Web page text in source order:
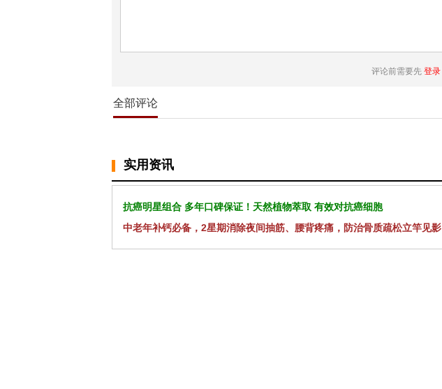
评论前需要先 登录
全部评论
实用资讯
抗癌明星组合 多年口碑保证！天然植物萃取 有效对抗癌细胞
中老年补钙必备，2星期消除夜间抽筋、腰背疼痛，防治骨质疏松立竿见影